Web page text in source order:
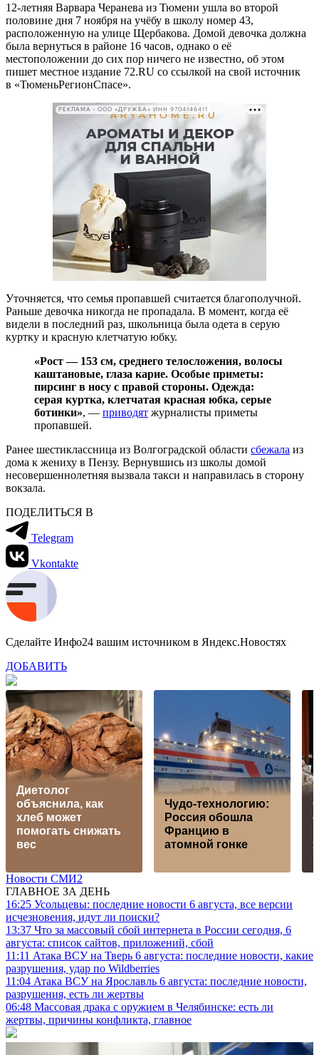
12-летняя Варвара Черанева из Тюмени ушла во второй
половине дня 7 ноября на учёбу в школу номер 43,
расположенную на улице Щербакова. Домой девочка должна
была вернуться в районе 16 часов, однако о её
местоположении до сих пор ничего не известно, об этом
пишет местное издание 72.RU со ссылкой на свой источник
в «ТюменьРегионСпасе».
РЕКЛАМА • ООО «ДРУЖБА» ИНН 9704146411
Уточняется, что семья пропавшей считается благополучной.
Раньше девочка никогда не пропадала. В момент, когда её
видели в последний раз, школьница была одета в серую
куртку и красную клетчатую юбку.
«Рост — 153 см, среднего телосложения, волосы
каштановые, глаза карие. Особые приметы:
пирсинг в носу с правой стороны. Одежда:
серая куртка, клетчатая красная юбка, серые
ботинки», — приводят журналисты приметы
пропавшей.
Ранее шестиклассница из Волгоградской области сбежала из
дома к жениху в Пензу. Вернувшись из школы домой
несовершеннолетняя вызвала такси и направилась в сторону
вокзала.
ПОДЕЛИТЬСЯ В
Telegram
Vkontakte
Сделайте Инфо24 вашим источником в Яндекс.Новостях
ДОБАВИТЬ
Диетолог
объяснила, как
хлеб может
помогать снижать
вес
Чудо-технологию:
Россия обошла
Францию в
атомной гонке
Новости СМИ2
ГЛАВНОЕ ЗА ДЕНЬ
16:25 Усольцевы: последние новости 6 августа, все версии
исчезновения, идут ли поиски?
13:37 Что за массовый сбой интернета в России сегодня, 6
августа: список сайтов, приложений, сбой
11:11 Атака ВСУ на Тверь 6 августа: последние новости, какие
разрушения, удар по Wildberries
11:04 Атака ВСУ на Ярославль 6 августа: последние новости,
разрушения, есть ли жертвы
06:48 Массовая драка с оружием в Челябинске: есть ли
жертвы, причины конфликта, главное